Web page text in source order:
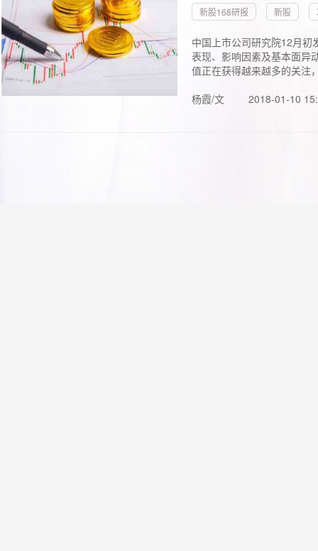
新股168研报 新股
中国上市公司研究院12月初
表现、影响因素及基本面异
值正在获得越来越多的关注
杨霞/文
2018-01-10